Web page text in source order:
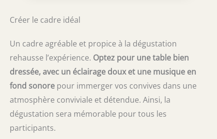
Créer le cadre idéal
Un cadre agréable et propice à la dégustation
rehausse l’expérience. Optez pour une table bien
dressée, avec un éclairage doux et une musique en
fond sonore pour immerger vos convives dans une
atmosphère conviviale et détendue. Ainsi, la
dégustation sera mémorable pour tous les
participants.